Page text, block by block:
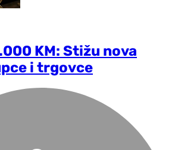
KM: Stižu nova
i trgovce